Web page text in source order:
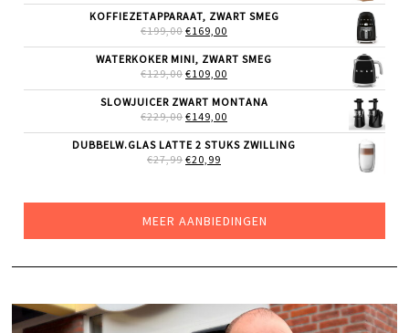
WAS:
€409,00.
IS:
KOFFIEZETAPPARAAT, ZWART SMEG
€199,00 OORSPRONKELIJKE
WAS:
€199,00.
€169,00
IS:
WATERKOKER MINI, ZWART SMEG
€129,00 OORSPRONKELIJKE
WAS:
€129,00.
€109,00
IS:
SLOWJUICER ZWART MONTANA
€229,00 OORSPRONKELIJKE
WAS:
€229,00.
€149,00
IS:
DUBBELW.GLAS LATTE 2 STUKS ZWILLING
€27,99 OORSPRONKELIJKE
€20,99
MEER AANBIEDINGEN